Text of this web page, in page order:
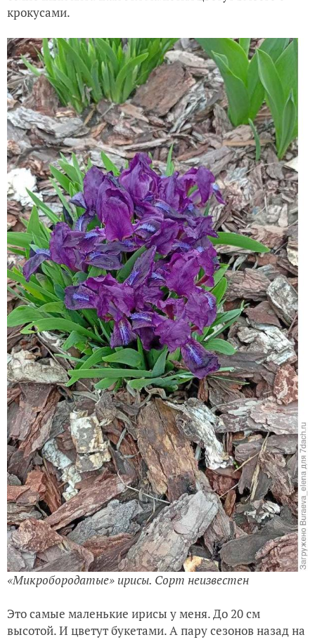
крокусами.
«Микробородатые» ирисы. Сорт неизвестен
Это самые маленькие ирисы у меня. До 20 см
высотой. И цветут букетами. А пару сезонов назад на